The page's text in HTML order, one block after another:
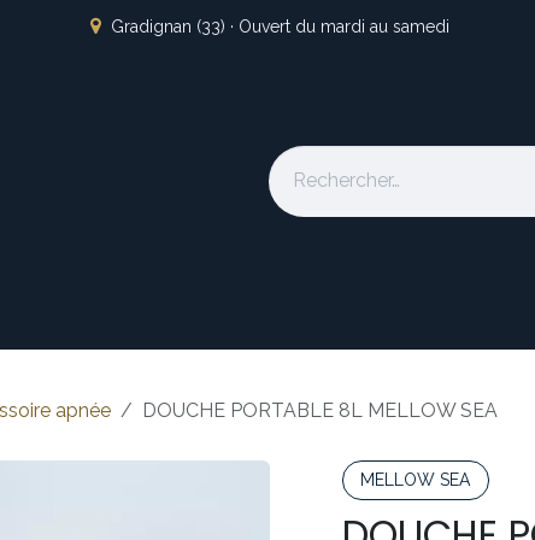
Gradignan (33) · Ouvert du mardi au samedi
apnée DOUCHE PORTABLE 8L MELLOW SEA
MELLOW SEA